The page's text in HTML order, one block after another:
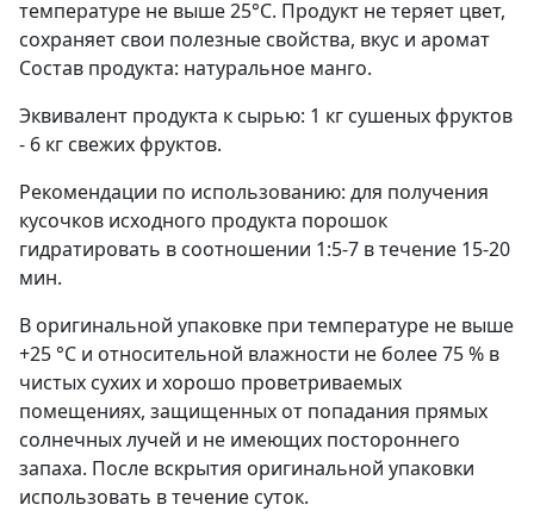
температуре не выше 25°С. Продукт не теряет цвет,
сохраняет свои полезные свойства, вкус и аромат
Состав продукта: натуральное манго.
Эквивалент продукта к сырью: 1 кг сушеных фруктов
- 6 кг свежих фруктов.
Рекомендации по использованию: для получения
кусочков исходного продукта порошок
гидратировать в соотношении 1:5-7 в течение 15-20
мин.
В оригинальной упаковке при температуре не выше
+25 °С и относительной влажности не более 75 % в
чистых сухих и хорошо проветриваемых
помещениях, защищенных от попадания прямых
солнечных лучей и не имеющих постороннего
запаха. После вскрытия оригинальной упаковки
использовать в течение суток.